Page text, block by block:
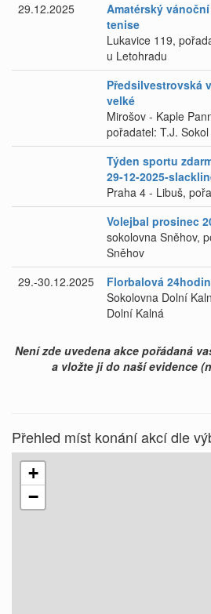
29.12.2025
Amatérský
tenise
Lukavice 119,
u Letohradu
Předsilvestrovská
velké
Mirošov - Kaple
pořadatel: T.J.
Týden sportu
29-12-2025-
Praha 4 - Libuš,
Volejbal prosinec
sokolovna Sněhov,
Sněhov
29.-30.12.2025
Florbalová
Sokolovna Dolní
Dolní Kalná
Není zde uvedena akce pořádaná
a vložte ji do naší evidence
Přehled míst konání akcí dle
+
−